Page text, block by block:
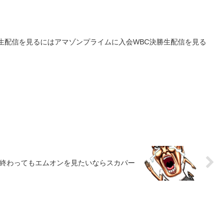
信を見るにはアマゾンプライムに入会WBC決勝生配信を見る
わってもエムオンを見たいならスカパー